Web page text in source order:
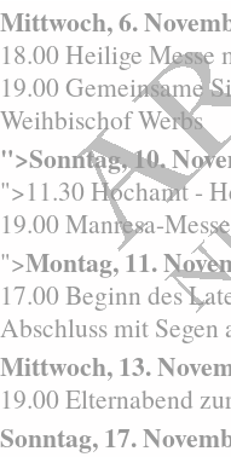
Mittwoch, 6.
18.00 Heilige Messe
19.00 Gemeinsame
Weihbischof Werbs
">Sonntag, 10.
">11.30 Hochamt -
19.00 Manresa-
">Montag, 11.
17.00 Beginn des
Abschluss mit
Mittwoch, 13.
19.00 Elternabend
Sonntag, 17.